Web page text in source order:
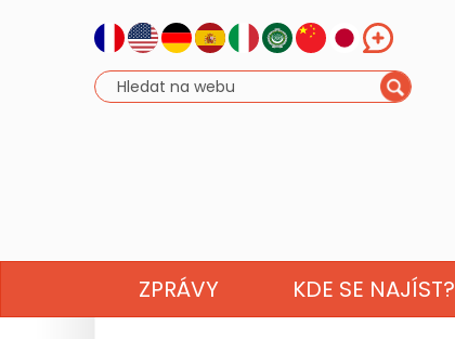
ZPRÁVY KDE SE NAJÍST?